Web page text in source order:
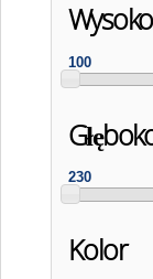
100
230
Kolor